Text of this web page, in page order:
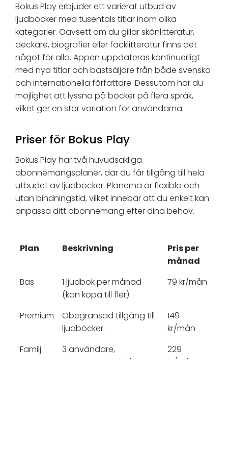
Bokus Play erbjuder ett varierat utbud av
ljudböcker med tusentals titlar inom olika
kategorier. Oavsett om du gillar skönlitteratur,
deckare, biografier eller facklitteratur finns det
något för alla. Appen uppdateras kontinuerligt
med nya titlar och bästsäljare från både svenska
och internationella författare. Dessutom har du
möjlighet att lyssna på böcker på flera språk,
vilket ger en stor variation för användarna.
Priser för Bokus Play
Bokus Play har två huvudsakliga
abonnemangsplaner, där du får tillgång till hela
utbudet av ljudböcker. Planerna är flexibla och
utan bindningstid, vilket innebär att du enkelt kan
anpassa ditt abonnemang efter dina behov.
Plan Beskrivning
Pris per
månad
Bas
1 ljudbok per månad
(kan köpa till fler).
79 kr/mån
Premium
Obegränsad tillgång till
ljudböcker.
149
kr/mån
Familj
3 användare,
obegränsad tillgång
229
kr/mån